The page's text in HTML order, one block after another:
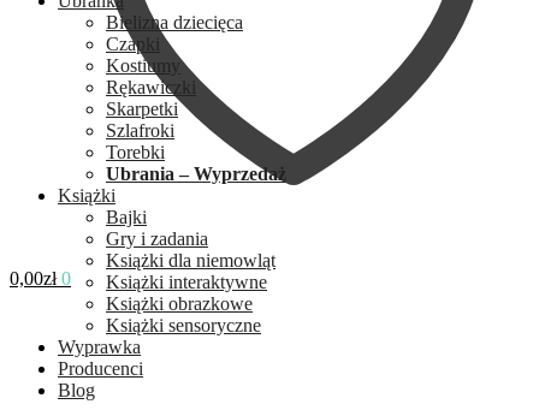
0,00zł 0
Bielizna dziecięca
Czapki
Kostiumy
Rękawiczki
Skarpetki
Szlafroki
Torebki
Ubrania – Wyprzedaż
Książki
Bajki
Gry i zadania
Książki dla niemowląt
Książki interaktywne
Książki obrazkowe
Książki sensoryczne
Wyprawka
Producenci
Blog